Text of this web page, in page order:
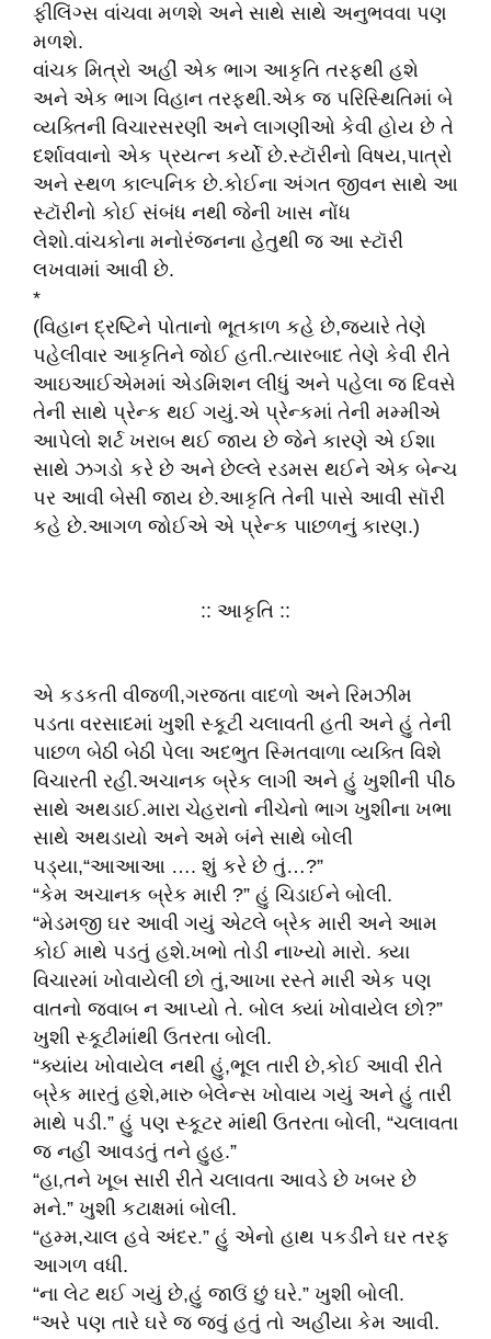
ફીલિંગ્સ વાંચવા મળશે અને સાથે સાથે અનુભવવા પણ
મળશે.
વાંચક મિત્રો અહીં એક ભાગ આકૃતિ તરફથી હશે
અને એક ભાગ વિહાન તરફથી.એક જ પરિસ્થિતિમાં બે
વ્યક્તિની વિચારસરણી અને લાગણીઓ કેવી હોય છે તે
દર્શાવવાનો એક પ્રયત્ન કર્યો છે.સ્ટૉરીનો વિષય,પાત્રો
અને સ્થળ કાલ્પનિક છે.કોઈના અંગત જીવન સાથે આ
સ્ટૉરીનો કોઈ સંબંધ નથી જેની ખાસ નોંધ
લેશો.વાંચકોના મનોરંજનના હેતુથી જ આ સ્ટૉરી
લખવામાં આવી છે.
*
(વિહાન દ્રષ્ટિને પોતાનો ભૂતકાળ કહે છે,જ્યારે તેણે
પહેલીવાર આકૃતિને જોઈ હતી.ત્યારબાદ તેણે કેવી રીતે
આઇઆઈએમમાં એડમિશન લીધું અને પહેલા જ દિવસે
તેની સાથે પ્રેન્ક થઈ ગયું.એ પ્રેન્કમાં તેની મમ્મીએ
આપેલો શર્ટ ખરાબ થઈ જાય છે જેને કારણે એ ઈશા
સાથે ઝગડો કરે છે અને છેલ્લે રડમસ થઈને એક બેન્ચ
પર આવી બેસી જાય છે.આકૃતિ તેની પાસે આવી સૉરી
કહે છે.આગળ જોઈએ એ પ્રેન્ક પાછળનું કારણ.)
:: આકૃતિ ::
એ કડકતી વીજળી,ગરજતા વાદળો અને રિમઝીમ
પડતા વરસાદમાં ખુશી સ્કૂટી ચલાવતી હતી અને હું તેની
પાછળ બેઠી બેઠી પેલા અદભુત સ્મિતવાળા વ્યક્તિ વિશે
વિચારતી રહી.અચાનક બ્રેક લાગી અને હું ખુશીની પીઠ
સાથે અથડાઈ.મારા ચેહરાનો નીચેનો ભાગ ખુશીના ખભા
સાથે અથડાયો અને અમે બંને સાથે બોલી
પડ્યા,“આઆઆ …. શું કરે છે તું…?”
“કેમ અચાનક બ્રેક મારી ?” હું ચિડાઈને બોલી.
“મેડમજી ઘર આવી ગયું એટલે બ્રેક મારી અને આમ
કોઈ માથે પડતું હશે.ખભો તોડી નાખ્યો મારો. ક્યા
વિચારમાં ખોવાયેલી છો તું,આખા રસ્તે મારી એક પણ
વાતનો જવાબ ન આપ્યો તે. બોલ ક્યાં ખોવાયેલ છો?”
ખુશી સ્કૂટીમાંથી ઉતરતા બોલી.
“ક્યાંય ખોવાયેલ નથી હું,ભૂલ તારી છે,કોઈ આવી રીતે
બ્રેક મારતું હશે,મારુ બેલેન્સ ખોવાય ગયું અને હું તારી
માથે પડી.” હું પણ સ્કૂટર માંથી ઉતરતા બોલી, “ચલાવતા
જ નહીં આવડતું તને હુહ.”
“હા,તને ખૂબ સારી રીતે ચલાવતા આવડે છે ખબર છે
મને.” ખુશી કટાક્ષમાં બોલી.
“હમ્મ,ચાલ હવે અંદર.” હું એનો હાથ પકડીને ઘર તરફ
આગળ વધી.
“ના લેટ થઈ ગયું છે,હું જાઉં છું ઘરે.” ખુશી બોલી.
“અરે પણ તારે ઘરે જ જવું હતું તો અહીંયા કેમ આવી.